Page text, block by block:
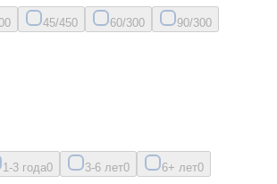
0 45/450 60/300 90/300
1-3 года0 3-6 лет0 6+ лет0